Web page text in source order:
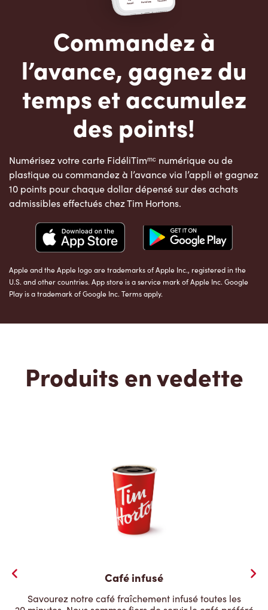
Commandez à
l’avance, gagnez du
temps et accumulez
des points!
Numérisez votre carte FidéliTimᵐᶜ numérique ou de
plastique ou commandez à l’avance via l’appli et gagnez
10 points pour chaque dollar dépensé sur des achats
admissibles effectués chez Tim Hortons.
Apple and the Apple logo are trademarks of Apple Inc., registered in the
U.S. and other countries. App store is a service mark of Apple Inc. Google
Play is a trademark of Google Inc. Terms apply.
Produits en vedette
Café infusé
Savourez notre café fraîchement infusé toutes les